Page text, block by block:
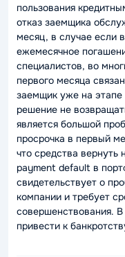
пользования
отказ заемщика
месяц, в случае если
ежемесячное
специалистов, во
первого месяца
заемщик уже на
решение не
является большой
просрочка в первый
что средства вернуть
payment default в
свидетельствует о
компании и требует
совершенствования.
привести к